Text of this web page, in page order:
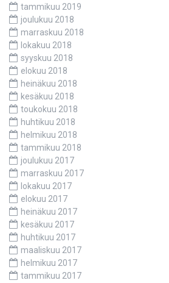
tammikuu 2019
joulukuu 2018
marraskuu 2018
lokakuu 2018
syyskuu 2018
elokuu 2018
heinäkuu 2018
kesäkuu 2018
toukokuu 2018
huhtikuu 2018
helmikuu 2018
tammikuu 2018
joulukuu 2017
marraskuu 2017
lokakuu 2017
elokuu 2017
heinäkuu 2017
kesäkuu 2017
huhtikuu 2017
maaliskuu 2017
helmikuu 2017
tammikuu 2017